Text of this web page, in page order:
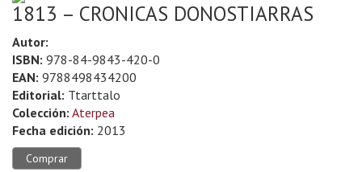
1813 – CRONICAS DONOSTIARRAS
Autor:
ISBN: 978-84-9843-420-0
EAN: 9788498434200
Editorial: Ttarttalo
Colección: Aterpea
Fecha edición: 2013
Comprar